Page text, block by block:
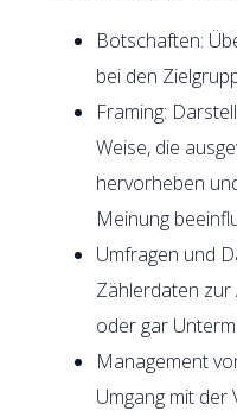
Botschaften:
bei den
Framing:
Weise, die
hervorheben
Meinung
Umfragen und
Zählerdaten zur
oder gar
Management
Umgang mit der